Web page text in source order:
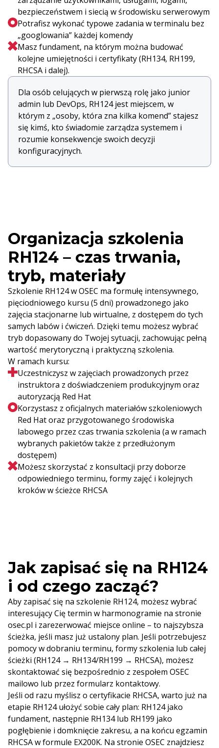
bezpieczeństwem i siecią w środowisku serwerowym
Potrafisz wykonać typowe zadania w terminalu bez
„googlowania” każdej komendy
Masz fundament, na którym można budować
kolejne umiejętności i certyfikaty (RH134, RH199,
RHCSA i dalej).
Dla osób celujących w pierwszą rolę jako junior
admin lub DevOps, RH124 jest miejscem, w
którym z „osoby, która zna kilka komend” stajesz
się kimś, kto świadomie zarządza systemem i
rozumie konsekwencje swoich decyzji
konfiguracyjnych.
Organizacja szkolenia
RH124 – czas trwania,
tryb, materiały
Szkolenie RH124 w OSEC ma formułę intensywnego,
pięciodniowego kursu (5 dni) prowadzonego jako
zajęcia stacjonarne lub wirtualne, z dostępem do tych
samych labów i ćwiczeń. Dzięki temu możesz wybrać
tryb dopasowany do Twojej sytuacji, zachowując pełną
wartość merytoryczną i praktyczną szkolenia.
W ramach kursu:
Uczestniczysz w zajęciach prowadzonych przez
instruktora z doświadczeniem produkcyjnym oraz
autoryzacją Red Hat
Korzystasz z oficjalnych materiałów szkoleniowych
Red Hat oraz przygotowanego środowiska
labowego przez czas trwania szkolenia (a w ramach
wybranych pakietów także z przedłużonym
dostępem)
Możesz skorzystać z konsultacji przy doborze
odpowiedniego terminu, formy zajęć i kolejnych
kroków w ścieżce RHCSA
Jak zapisać się na RH124
i od czego zacząć?
Aby zapisać się na szkolenie RH124, możesz wybrać
interesujący Cię termin w harmonogramie na stronie
osec.pl i zarezerwować miejsce online – to najszybsza
ścieżka, jeśli masz już ustalony plan. Jeśli potrzebujesz
pomocy w dobraniu terminu, formy szkolenia lub całej
ścieżki (RH124 → RH134/RH199 → RHCSA), możesz
skontaktować się bezpośrednio z zespołem OSEC
mailowo lub przez formularz kontaktowy.
Jeśli od razu myślisz o certyfikacie RHCSA, warto już na
etapie RH124 ułożyć sobie cały plan: RH124 jako
fundament, następnie RH134 lub RH199 jako
pogłębienie i domknięcie zakresu, a na końcu egzamin
RHCSA w formule EX200K. Na stronie OSEC znajdziesz